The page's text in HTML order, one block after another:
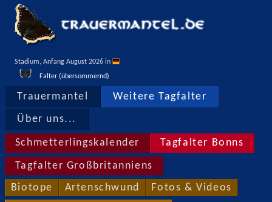
Stadium, Anfang August 2026 in
Falter (übersommernd)
Trauermantel Weitere Tagfalter
Über uns...
Schmetterlingskalender Tagfalter Bonns
Tagfalter Großbritanniens
Biotope Artenschwund Fotos & Videos